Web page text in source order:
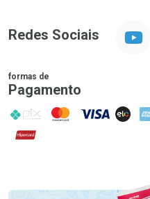
Redes Sociais
formas de
Pagamento
PIX MasterCard
VISA ELO
Hipercard
Promoção em